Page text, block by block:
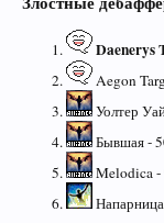
Daenerys
Aegon
Уолтер
Бывшая -
Melodica -